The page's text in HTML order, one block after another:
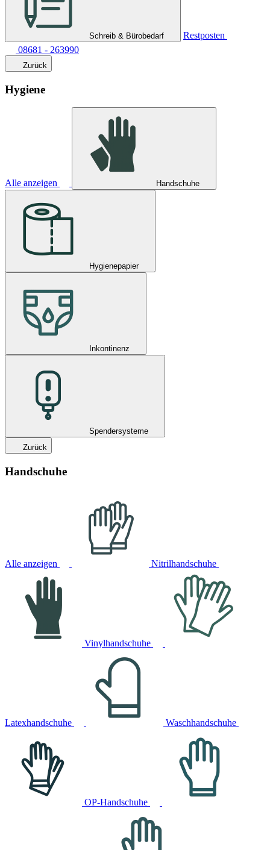
Schreib & Bürobedarf
Restposten
08681 - 263990
Zurück
Hygiene
Alle anzeigen Handschuhe
Hygienepapier
Inkontinenz
Spendersysteme
Zurück
Handschuhe
Alle anzeigen Nitrilhandschuhe
Vinylhandschuhe
Latexhandschuhe Waschhandschuhe
OP-Handschuhe